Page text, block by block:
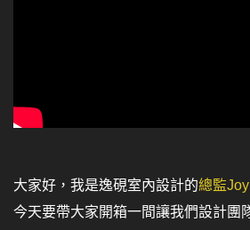
大家好，我是逸硯室內設計的總監Joy
今天要帶大家開箱一間讓我們設計團